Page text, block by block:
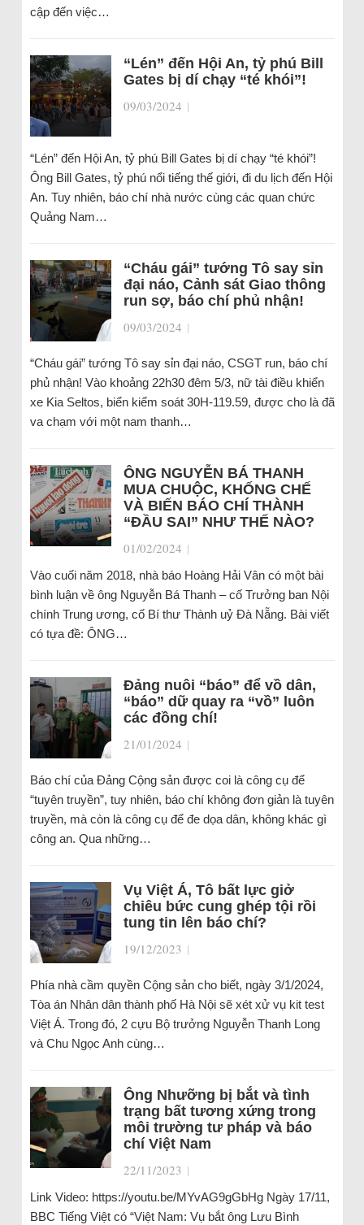
cập đến việc…
“Lén” đến Hội An, tỷ phú Bill
Gates bị dí chạy “té khói”!
09/03/2024 |
“Lén” đến Hội An, tỷ phú Bill Gates bị dí chạy “té khói”!
Ông Bill Gates, tỷ phú nổi tiếng thế giới, đi du lịch đến Hội
An. Tuy nhiên, báo chí nhà nước cùng các quan chức
Quảng Nam…
“Cháu gái” tướng Tô say sỉn
đại náo, Cảnh sát Giao thông
run sợ, báo chí phủ nhận!
09/03/2024 |
“Cháu gái” tướng Tô say sỉn đại náo, CSGT run, báo chí
phủ nhận! Vào khoảng 22h30 đêm 5/3, nữ tài điều khiển
xe Kia Seltos, biển kiểm soát 30H-119.59, được cho là đã
va chạm với một nam thanh…
ÔNG NGUYỄN BÁ THANH
MUA CHUỘC, KHỐNG CHẾ
VÀ BIẾN BÁO CHÍ THÀNH
“ĐẦU SAI” NHƯ THẾ NÀO?
01/02/2024 |
Vào cuối năm 2018, nhà báo Hoàng Hải Vân có một bài
bình luận về ông Nguyễn Bá Thanh – cố Trưởng ban Nội
chính Trung ương, cố Bí thư Thành uỷ Đà Nẵng. Bài viết
có tựa đề: ÔNG…
Đảng nuôi “báo” để vồ dân,
“báo” dữ quay ra “vồ” luôn
các đồng chí!
21/01/2024 |
Báo chí của Đảng Cộng sản được coi là công cụ để
“tuyên truyền”, tuy nhiên, báo chí không đơn giản là tuyên
truyền, mà còn là công cụ để đe dọa dân, không khác gì
công an. Qua những…
Vụ Việt Á, Tô bất lực giở
chiêu bức cung ghép tội rồi
tung tin lên báo chí?
19/12/2023 |
Phía nhà cầm quyền Cộng sản cho biết, ngày 3/1/2024,
Tòa án Nhân dân thành phố Hà Nội sẽ xét xử vụ kit test
Việt Á. Trong đó, 2 cựu Bộ trưởng Nguyễn Thanh Long
và Chu Ngọc Anh cùng…
Ông Nhưỡng bị bắt và tình
trạng bất tương xứng trong
môi trường tư pháp và báo
chí Việt Nam
22/11/2023 |
Link Video: https://youtu.be/MYvAG9gGbHg Ngày 17/11,
BBC Tiếng Việt có “Việt Nam: Vụ bắt ông Lưu Bình